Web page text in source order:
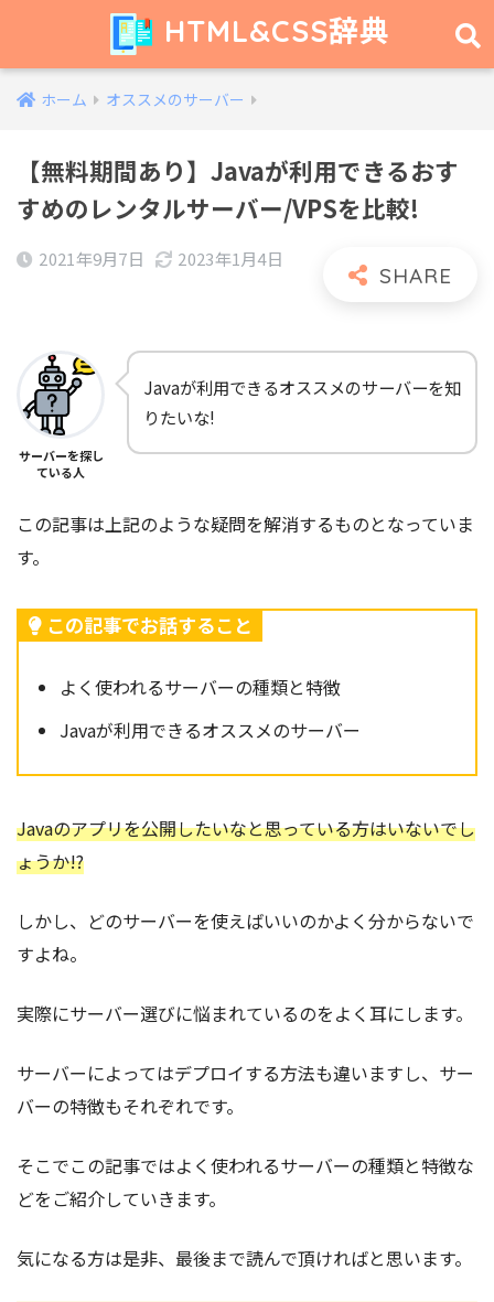
HTML&CSS辞典
ホーム オススメのサーバー
【無料期間あり】Javaが利用できるおす
すめのレンタルサーバー/VPSを比較!
2021年9月7日 2023年1月4日
サーバーを探し
ている人
Javaが利用できるオススメのサーバーを知
りたいな!
この記事は上記のような疑問を解消するものとなっていま
す。
この記事でお話すること
よく使われるサーバーの種類と特徴
Javaが利用できるオススメのサーバー
Javaのアプリを公開したいなと思っている方はいないでし
ょうか!?
しかし、どのサーバーを使えばいいのかよく分からないで
すよね。
実際にサーバー選びに悩まれているのをよく耳にします。
サーバーによってはデプロイする方法も違いますし、サー
バーの特徴もそれぞれです。
そこでこの記事ではよく使われるサーバーの種類と特徴な
どをご紹介していきます。
気になる方は是非、最後まで読んで頂ければと思います。